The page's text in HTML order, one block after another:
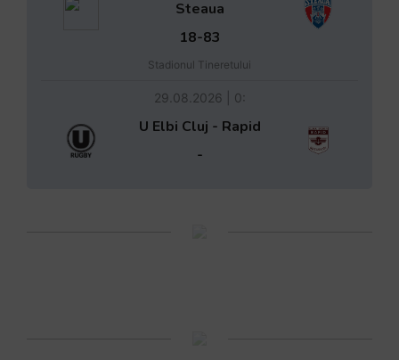
Steaua
18-83
Stadionul Tineretului
29.08.2026 | 0:
U Elbi Cluj - Rapid
-